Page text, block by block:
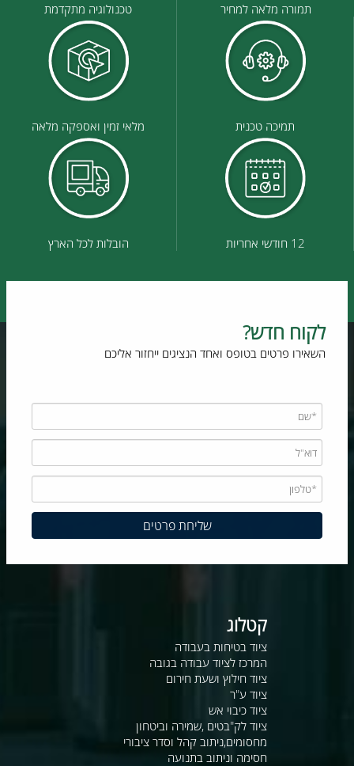
תמורה מלאה למחיר טכנולוגיה מתקדמת
תמיכה טכנית מלאי זמין ואספקה מלאה
12 חודשי אחריות הובלות לכל הארץ
לקוח חדש?
השאירו פרטים בטופס ואחד הנציגים ייחזור אליכם
קטלוג
ציוד בטיחות בעבודה
המרכז לציוד עבודה בגובה
ציוד חילוץ ושעת חירום
ציוד ע"ר
ציוד כיבוי אש
ציוד לק"בטים ,שמירה וביטחון
מחסומים,ניתוב קהל וסדר ציבורי
חסימה וניתוב בתנועה